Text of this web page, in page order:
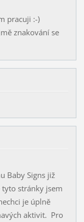
pracuji :-)
znakování se
Baby Signs již
stránky jsem
je úplně
aktivit. Pro